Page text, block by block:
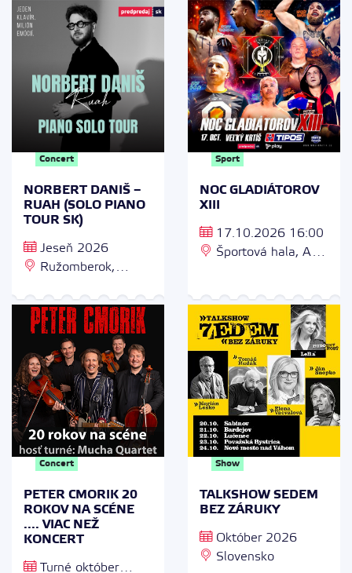
Concert
NORBERT DANIŠ –
RUAH (SOLO PIANO
TOUR SK)
Jeseň 2026
Ružomberok,
Levice, Nitra
Sport
NOC GLADIÁTOROV
XIII
17.10.2026 16:00
Športová hala, A.
Concert
PETER CMORIK 20
ROKOV NA SCÉNE
.... VIAC NEŽ
KONCERT
Turné október
Show
TALKSHOW SEDEM
BEZ ZÁRUKY
Október 2026
Slovensko